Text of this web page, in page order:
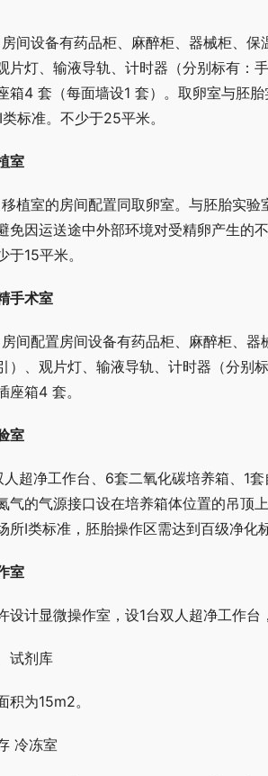
间设备有药品柜、麻醉柜、器械柜、
片灯、输液导轨、计时器（分别标有：
箱4 套（每面墙设1 套）。取卵室与胚
标准。不少于25平米。
室
植室的房间配置同取卵室。与胚胎实
免因运送途中外部环境对受精卵产生的
于15平米。
手术室
间配置房间设备有药品柜、麻醉柜、
）、观片灯、输液导轨、计时器（分别
座箱4 套。
室
超净工作台、6套二氧化碳培养箱、1
气的气源接口设在培养箱体位置的吊顶
所I类标准，胚胎操作区需达到百级净化
室
设计显微操作室，设1台双人超净工作台
试剂库
积为15m2。
冷冻室